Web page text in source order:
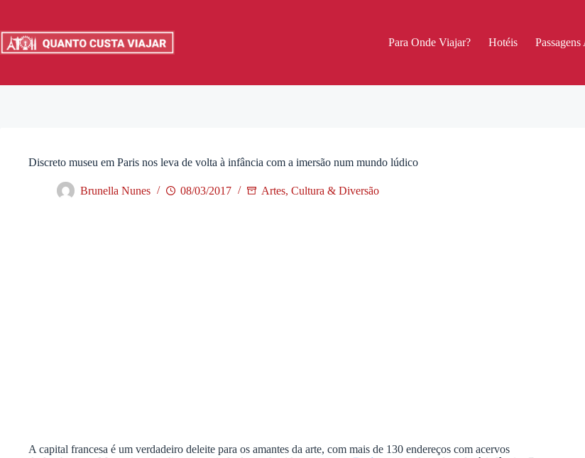
o
conteúdo
Para Onde Viajar? Hotéis
Discreto museu em Paris nos leva de volta à infância com a imersão num mundo lúdico
Brunella Nunes 08/03/2017 Artes, Cultura & Diversão
A capital francesa é um verdadeiro deleite para os amantes da arte, com mais de 130 endereços com acervos